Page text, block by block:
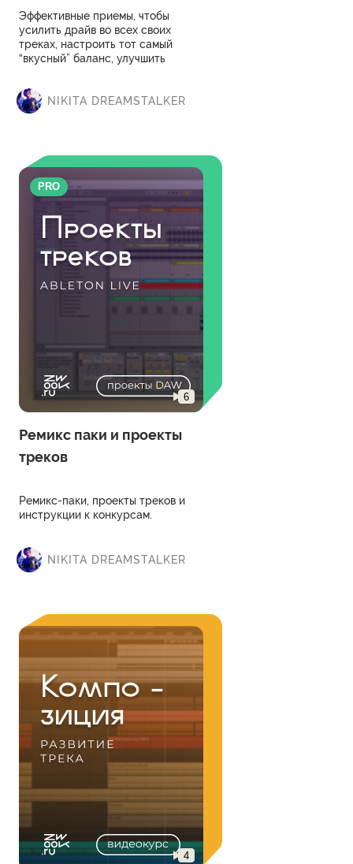
Эффективные приемы, чтобы
усилить драйв во всех своих
треках, настроить тот самый
“вкусный” баланс, улучшить
звуке, добавить читаемости,
яркости и громкости, делать
устойчивый грув, который тянет
NIKITA DREAMSTALKER
PRO
6
Ремикс паки и проекты
треков
Ремикс-паки, проекты треков и
инструкции к конкурсам.
NIKITA DREAMSTALKER
4